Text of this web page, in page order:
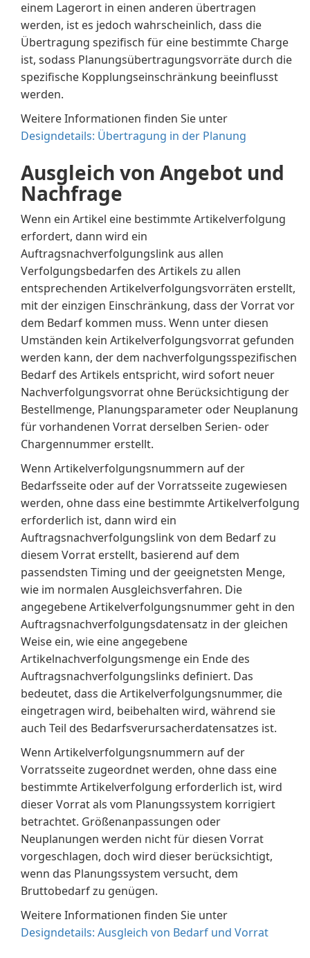
einem Lagerort in einen anderen übertragen
werden, ist es jedoch wahrscheinlich, dass die
Übertragung spezifisch für eine bestimmte Charge
ist, sodass Planungsübertragungsvorräte durch die
spezifische Kopplungseinschränkung beeinflusst
werden.
Weitere Informationen finden Sie unter
Designdetails: Übertragung in der Planung
Ausgleich von Angebot und
Nachfrage
Wenn ein Artikel eine bestimmte Artikelverfolgung
erfordert, dann wird ein
Auftragsnachverfolgungslink aus allen
Verfolgungsbedarfen des Artikels zu allen
entsprechenden Artikelverfolgungsvorräten erstellt,
mit der einzigen Einschränkung, dass der Vorrat vor
dem Bedarf kommen muss. Wenn unter diesen
Umständen kein Artikelverfolgungsvorrat gefunden
werden kann, der dem nachverfolgungsspezifischen
Bedarf des Artikels entspricht, wird sofort neuer
Nachverfolgungsvorrat ohne Berücksichtigung der
Bestellmenge, Planungsparameter oder Neuplanung
für vorhandenen Vorrat derselben Serien- oder
Chargennummer erstellt.
Wenn Artikelverfolgungsnummern auf der
Bedarfsseite oder auf der Vorratsseite zugewiesen
werden, ohne dass eine bestimmte Artikelverfolgung
erforderlich ist, dann wird ein
Auftragsnachverfolgungslink von dem Bedarf zu
diesem Vorrat erstellt, basierend auf dem
passendsten Timing und der geeignetsten Menge,
wie im normalen Ausgleichsverfahren. Die
angegebene Artikelverfolgungsnummer geht in den
Auftragsnachverfolgungsdatensatz in der gleichen
Weise ein, wie eine angegebene
Artikelnachverfolgungsmenge ein Ende des
Auftragsnachverfolgungslinks definiert. Das
bedeutet, dass die Artikelverfolgungsnummer, die
eingetragen wird, beibehalten wird, während sie
auch Teil des Bedarfsverursacherdatensatzes ist.
Wenn Artikelverfolgungsnummern auf der
Vorratsseite zugeordnet werden, ohne dass eine
bestimmte Artikelverfolgung erforderlich ist, wird
dieser Vorrat als vom Planungssystem korrigiert
betrachtet. Größenanpassungen oder
Neuplanungen werden nicht für diesen Vorrat
vorgeschlagen, doch wird dieser berücksichtigt,
wenn das Planungssystem versucht, dem
Bruttobedarf zu genügen.
Weitere Informationen finden Sie unter
Designdetails: Ausgleich von Bedarf und Vorrat